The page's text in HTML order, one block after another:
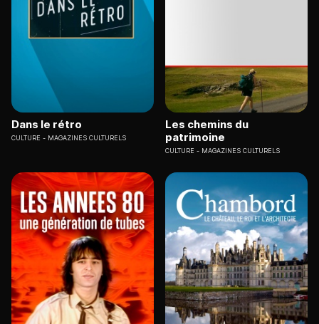
Dans le rétro
CULTURE MAGAZINES CULTURELS
Les chemins du
patrimoine
CULTURE MAGAZINES CULTURELS